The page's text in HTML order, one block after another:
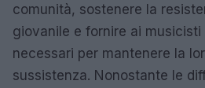
comunità, sostenere la
giovanile e fornire ai
necessari per mantenere la
sussistenza. Nonostante le